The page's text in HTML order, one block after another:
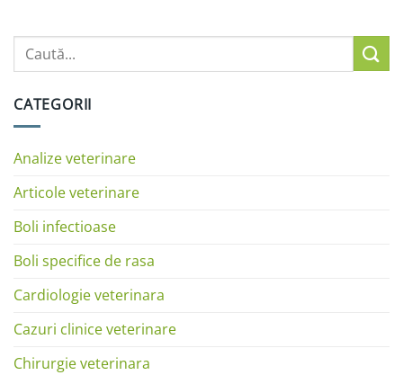
CATEGORII
Analize veterinare
Articole veterinare
Boli infectioase
Boli specifice de rasa
Cardiologie veterinara
Cazuri clinice veterinare
Chirurgie veterinara